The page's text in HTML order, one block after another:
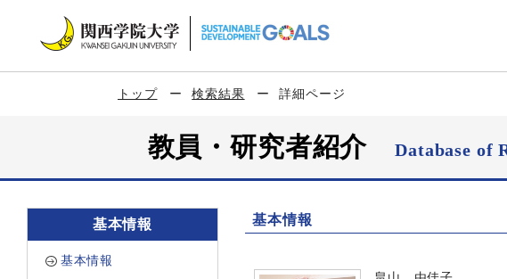
トップ 検索結果 詳細ページ
教員・研究者紹介Database of
基本情報
基本情報
基本情報